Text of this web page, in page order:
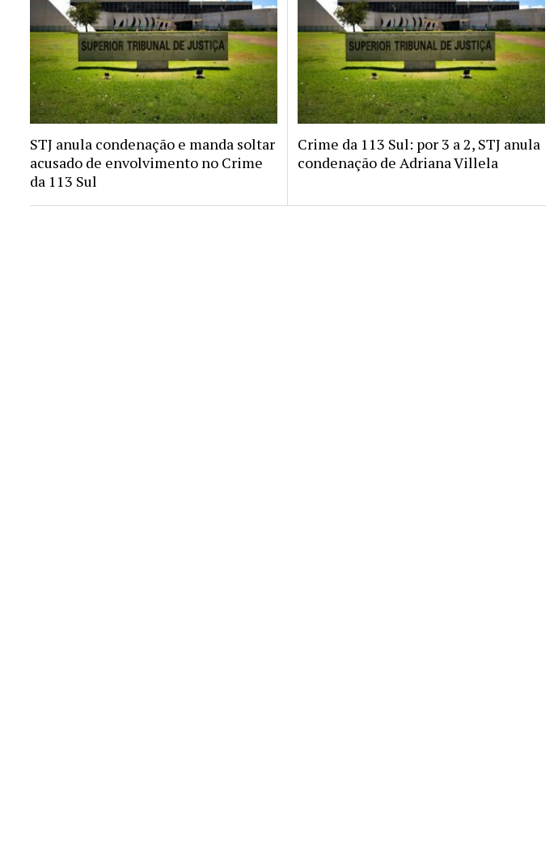
STJ anula condenação e manda soltar
acusado de envolvimento no Crime
da 113 Sul
Crime da 113 Sul: por 3 a 2, STJ anula
condenação de Adriana Villela